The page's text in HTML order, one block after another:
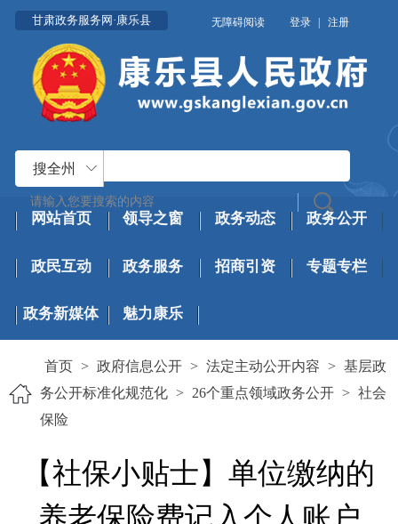
甘肃政务服务网·康乐县 无障碍阅读 登录 | 注册
搜全州
网站首页 领导之窗 政务动态 政务公开
政民互动 政务服务 招商引资 专题专栏
政务新媒体 魅力康乐
首页 > 政府信息公开 > 法定主动公开内容 > 基层政
务公开标准化规范化 > 26个重点领域政务公开 > 社会
保险
【社保小贴士】单位缴纳的
养老保险费记入个人账户